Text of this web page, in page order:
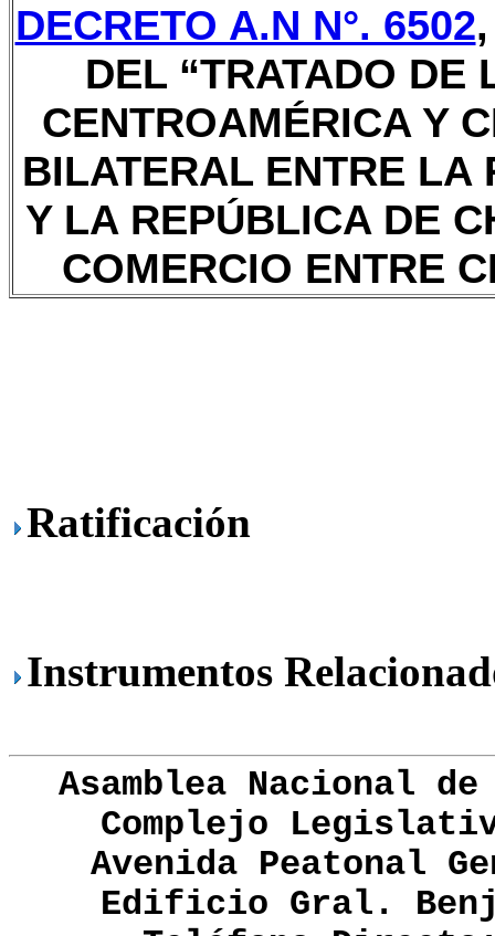
DECRETO A.N N°. 6502,
DEL “TRATADO DE
CENTROAMÉRICA Y
BILATERAL ENTRE LA
Y LA REPÚBLICA DE
COMERCIO ENTRE
Ratificación
Instrumentos
Asamblea Nacional
Complejo
Avenida Peatonal
Edificio Gral.